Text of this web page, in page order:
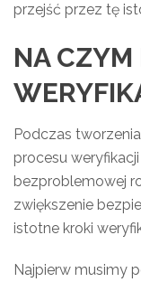
przejść przez tę
NA CZYM
Podczas
procesu
bezproblemowej
zwiększenie
istotne kroki
Najpierw musimy